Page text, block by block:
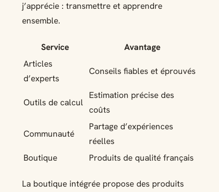
j’apprécie : transmettre et apprendre
ensemble.
Service
Avantage
Articles
d’experts
Conseils fiables et éprouvés
Outils de calcul
Estimation précise des
coûts
Communauté
Partage d’expériences
réelles
Boutique
Produits de qualité français
La boutique intégrée propose des produits